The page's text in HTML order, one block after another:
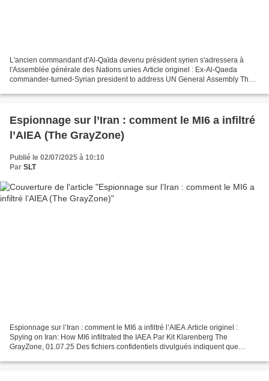
L'ancien commandant d'Al-Qaïda devenu président syrien s'adressera à
l'Assemblée générale des Nations unies Article originel : Ex-Al-Qaeda
commander-turned-Syrian president to address UN General Assembly The
Espionnage sur l’Iran : comment le MI6 a infiltré
l’AIEA (The GrayZone)
Publié le 02/07/2025 à 10:10
Par SLT
Espionnage sur l’Iran : comment le MI6 a infiltré l’AIEA Article originel :
Spying on Iran: How MI6 infiltrated the IAEA Par Kit Klarenberg The
GrayZone, 01.07.25 Des fichiers confidentiels divulgués indiquent que